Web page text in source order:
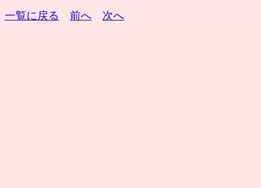
一覧に戻る 前へ 次へ